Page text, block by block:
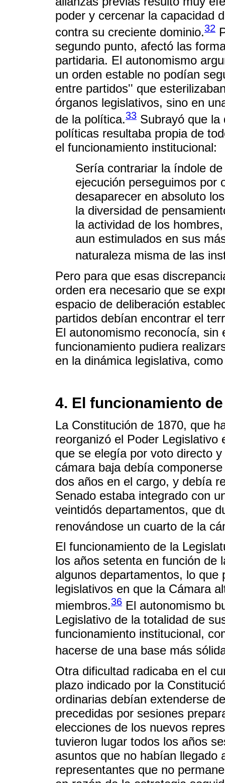
poder y cercenar la capacidad
contra su creciente dominio.32
segundo punto, afectó las
partidaria. El autonomismo
un orden estable no podían
entre partidos'' que
órganos legislativos, sino en
de la política.33 Subrayó que la
políticas resultaba propia de
el funcionamiento institucional:
Sería contrariar la índole
ejecución perseguimos por
desaparecer en absoluto
la diversidad de
la actividad de los
aun estimulados en sus
naturaleza misma de las
Pero para que esas
orden era necesario que se
espacio de deliberación
partidos debían encontrar el
El autonomismo reconocía, sin
funcionamiento pudiera
en la dinámica legislativa,
4. El funcionamiento
La Constitución de 1870, que
reorganizó el Poder Legislativo
que se elegía por voto directo
cámara baja debía
dos años en el cargo, y debía
Senado estaba integrado con
veintidós departamentos, que
renovándose un cuarto de la
El funcionamiento de la
los años setenta en función de
algunos departamentos, lo que
legislativos en que la Cámara
miembros.36 El autonomismo
Legislativo de la totalidad de
funcionamiento institucional,
hacerse de una base más
Otra dificultad radicaba en el
plazo indicado por la
ordinarias debían extenderse
precedidas por sesiones
elecciones de los nuevos
tuvieron lugar todos los años
asuntos que no habían llegado
representantes que no